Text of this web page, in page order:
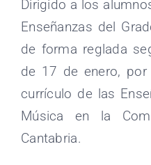
Dirigido a los
Enseñanzas del
de forma reglada
de 17 de enero,
currículo de las
Música en la
Cantabria.